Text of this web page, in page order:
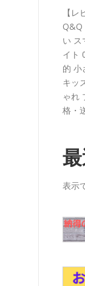
【
Q&Q
い ス
イト
的 小
キッ
ゃれ
格・
表示